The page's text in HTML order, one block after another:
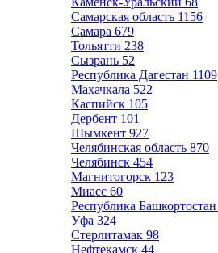
Самарская область 1156
Самара 679
Тольятти 238
Сызрань 52
Республика Дагестан 1109
Махачкала 522
Каспийск 105
Дербент 101
Шымкент 927
Челябинская область 870
Челябинск 454
Магнитогорск 123
Миасс 60
Республика Башкортостан
Уфа 324
Стерлитамак 98
Нефтекамск 44